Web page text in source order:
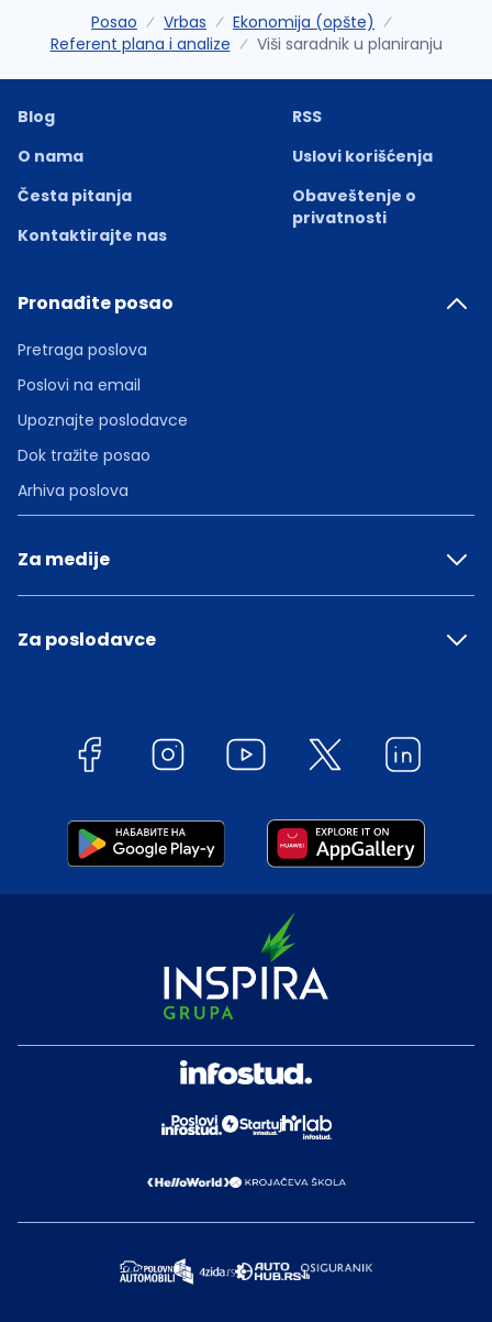
Posao Vrbas
Ekonomija (opšte)
Referent plana i analize
Viši saradnik u planiranju
Blog
O nama
Česta pitanja
Kontaktirajte nas
RSS
Uslovi korišćenja
Obaveštenje o
privatnosti
Pronađite posao
Pretraga poslova
Poslovi na email
Upoznajte poslodavce
Dok tražite posao
Arhiva poslova
Za medije
Za poslodavce